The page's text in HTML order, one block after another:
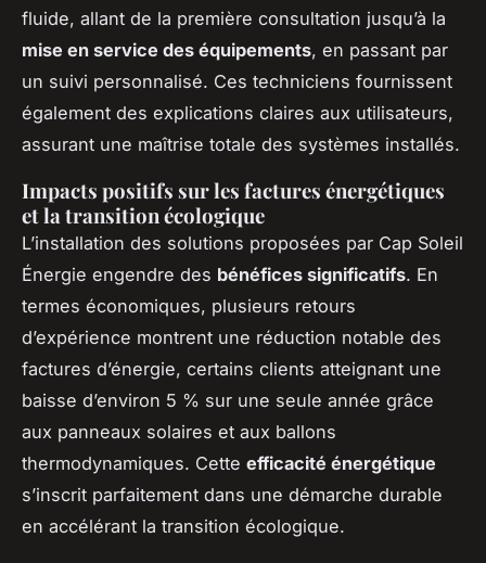
fluide, allant de la première consultation jusqu’à la
mise en service des équipements, en passant par
un suivi personnalisé. Ces techniciens fournissent
également des explications claires aux utilisateurs,
assurant une maîtrise totale des systèmes installés.
Impacts positifs sur les factures énergétiques
et la transition écologique
L’installation des solutions proposées par Cap Soleil
Énergie engendre des bénéfices significatifs. En
termes économiques, plusieurs retours
d’expérience montrent une réduction notable des
factures d’énergie, certains clients atteignant une
baisse d’environ 5 % sur une seule année grâce
aux panneaux solaires et aux ballons
thermodynamiques. Cette efficacité énergétique
s’inscrit parfaitement dans une démarche durable
en accélérant la transition écologique.